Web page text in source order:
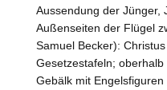
Aussendung der Jünger,
Außenseiten der Flügel
Samuel Becker):
Gesetzestafeln;
Gebälk mit